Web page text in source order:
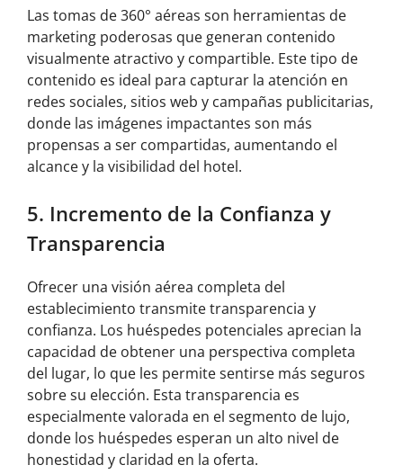
Las tomas de 360° aéreas son herramientas de
marketing poderosas que generan contenido
visualmente atractivo y compartible. Este tipo de
contenido es ideal para capturar la atención en
redes sociales, sitios web y campañas publicitarias,
donde las imágenes impactantes son más
propensas a ser compartidas, aumentando el
alcance y la visibilidad del hotel.
5. Incremento de la Confianza y
Transparencia
Ofrecer una visión aérea completa del
establecimiento transmite transparencia y
confianza. Los huéspedes potenciales aprecian la
capacidad de obtener una perspectiva completa
del lugar, lo que les permite sentirse más seguros
sobre su elección. Esta transparencia es
especialmente valorada en el segmento de lujo,
donde los huéspedes esperan un alto nivel de
honestidad y claridad en la oferta.